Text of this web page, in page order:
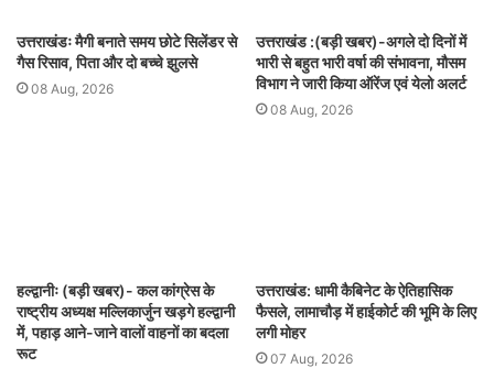
उत्तराखंडः मैगी बनाते समय छोटे सिलेंडर से
गैस रिसाव, पिता और दो बच्चे झुलसे
08 Aug, 2026
उत्तराखंड :(बड़ी खबर)-अगले दो दिनों में
भारी से बहुत भारी वर्षा की संभावना, मौसम
विभाग ने जारी किया ऑरेंज एवं येलो अलर्ट
08 Aug, 2026
हल्द्वानीः (बड़ी खबर)- कल कांग्रेस के
राष्ट्रीय अध्यक्ष मल्लिकार्जुन खड़गे हल्द्वानी
में, पहाड़ आने-जाने वालों वाहनों का बदला
रूट
उत्तराखंड: धामी कैबिनेट के ऐतिहासिक
फैसले, लामाचौड़ में हाईकोर्ट की भूमि के लिए
लगी मोहर
07 Aug, 2026